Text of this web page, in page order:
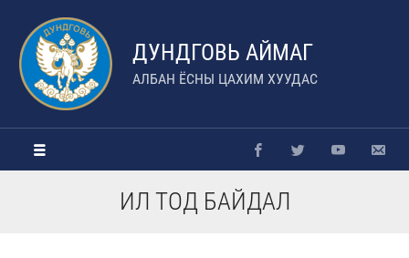
ДУНДГОВЬ АЙМАГ
АЛБАН ЁСНЫ ЦАХИМ ХУУДАС
ИЛ ТОД БАЙДАЛ